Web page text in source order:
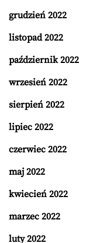
grudzień 2022
listopad 2022
październik 2022
wrzesień 2022
sierpień 2022
lipiec 2022
czerwiec 2022
maj 2022
kwiecień 2022
marzec 2022
luty 2022